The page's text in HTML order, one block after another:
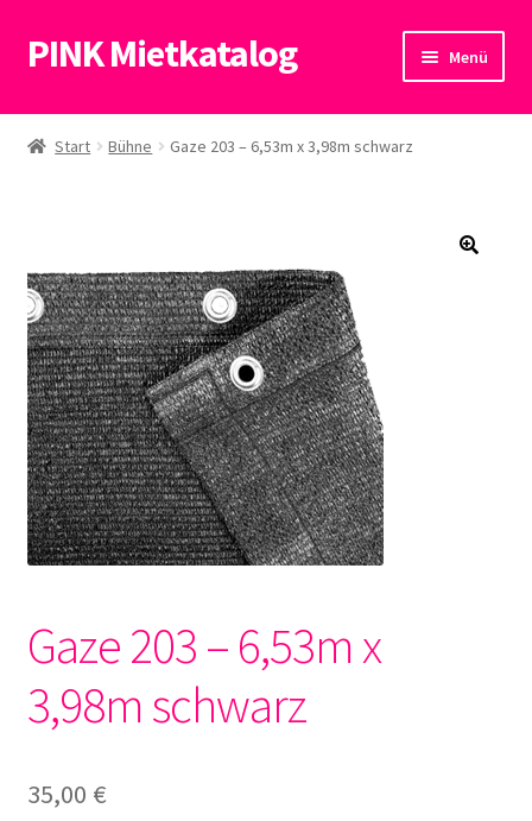
Zur
Navigation
Zum
Inhalt
PINK Mietkatalog Menü
Start
Start Bühne Gaze 203 – 6,53m x 3,98m schwarz
Gaze 203 – 6,53m x
3,98m schwarz
35,00 €